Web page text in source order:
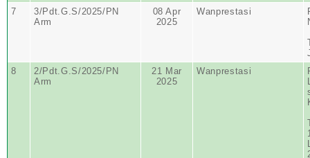
7
3/Pdt.G.S/2025/PN
Arm
08 Apr
2025
Wanprestasi
8
2/Pdt.G.S/2025/PN
Arm
21 Mar
2025
Wanprestasi